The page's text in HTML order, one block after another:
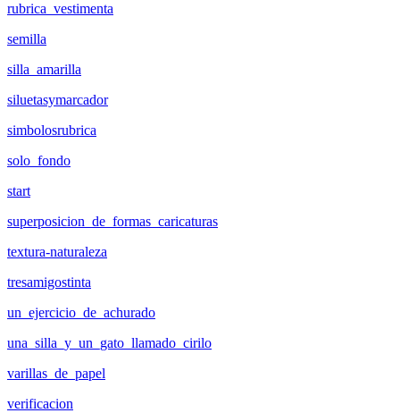
rubrica_vestimenta
semilla
silla_amarilla
siluetasymarcador
simbolosrubrica
solo_fondo
start
superposicion_de_formas_caricaturas
textura-naturaleza
tresamigostinta
un_ejercicio_de_achurado
una_silla_y_un_gato_llamado_cirilo
varillas_de_papel
verificacion